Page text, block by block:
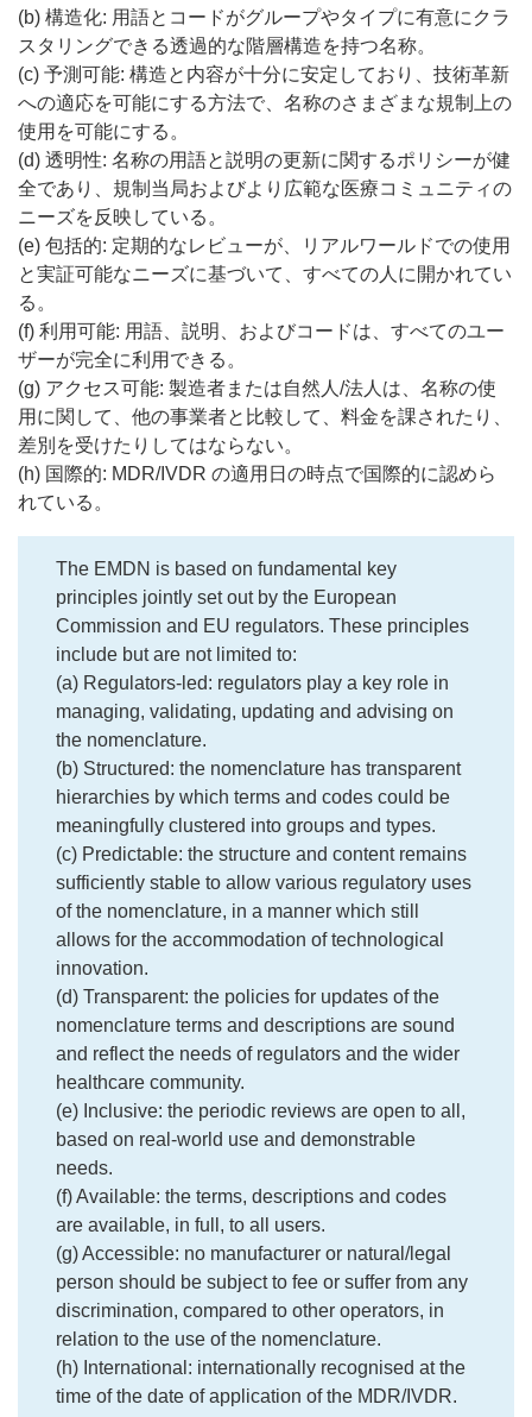
(b) 構造化: 用語とコードがグループやタイプに有意にクラ
スタリングできる透過的な階層構造を持つ名称。
(c) 予測可能: 構造と内容が十分に安定しており、技術革新
への適応を可能にする方法で、名称のさまざまな規制上の
使用を可能にする。
(d) 透明性: 名称の用語と説明の更新に関するポリシーが健
全であり、規制当局およびより広範な医療コミュニティの
ニーズを反映している。
(e) 包括的: 定期的なレビューが、リアルワールドでの使用
と実証可能なニーズに基づいて、すべての人に開かれてい
る。
(f) 利用可能: 用語、説明、およびコードは、すべてのユー
ザーが完全に利用できる。
(g) アクセス可能: 製造者または自然人/法人は、名称の使
用に関して、他の事業者と比較して、料金を課されたり、
差別を受けたりしてはならない。
(h) 国際的: MDR/IVDR の適用日の時点で国際的に認めら
れている。
The EMDN is based on fundamental key
principles jointly set out by the European
Commission and EU regulators. These principles
include but are not limited to:
(a) Regulators-led: regulators play a key role in
managing, validating, updating and advising on
the nomenclature.
(b) Structured: the nomenclature has transparent
hierarchies by which terms and codes could be
meaningfully clustered into groups and types.
(c) Predictable: the structure and content remains
sufficiently stable to allow various regulatory uses
of the nomenclature, in a manner which still
allows for the accommodation of technological
innovation.
(d) Transparent: the policies for updates of the
nomenclature terms and descriptions are sound
and reflect the needs of regulators and the wider
healthcare community.
(e) Inclusive: the periodic reviews are open to all,
based on real-world use and demonstrable
needs.
(f) Available: the terms, descriptions and codes
are available, in full, to all users.
(g) Accessible: no manufacturer or natural/legal
person should be subject to fee or suffer from any
discrimination, compared to other operators, in
relation to the use of the nomenclature.
(h) International: internationally recognised at the
time of the date of application of the MDR/IVDR.